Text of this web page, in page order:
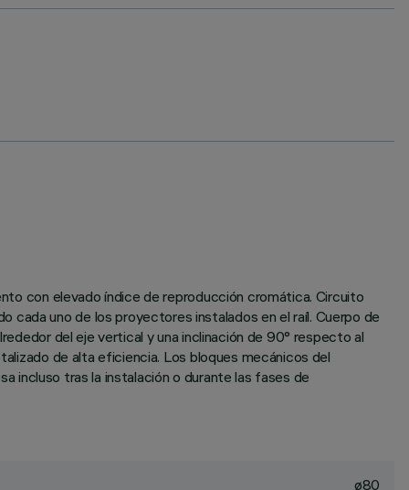
con elevado índice de reproducción cromática. Circuito
uno de los proyectores instalados en el raíl. Cuerpo de
del eje vertical y una inclinación de 90° respecto al
de alta eficiencia. Los bloques mecánicos del
incluso tras la instalación o durante las fases de
ø80